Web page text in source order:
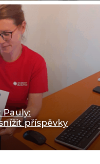
Pauly:
příspěvky